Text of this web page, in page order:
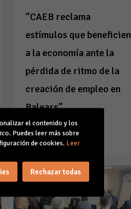
“CAEB reclama
estímulos que beneficien
a la economía ante la
pérdida de ritmo de la
creación de empleo en
Balears”
02-07-19
Leer la noticia
el contenido y los
Puedes leer más sobre
de cookies. Leer
Rechazar todas